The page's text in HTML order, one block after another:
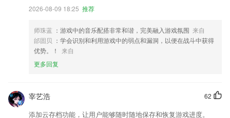
2026-08-09 18:25 推荐
师珠蓝 ：游戏中的音乐配搭非常和谐，完美融入游戏氛围 来自
邰固贝 ：学会识别和利用游戏中的弱点和漏洞，以便在战斗中获得
优势。！
来自
更多回复
62
宰艺浩
添加云存档功能，让用户能够随时随地保存和恢复游戏进度。